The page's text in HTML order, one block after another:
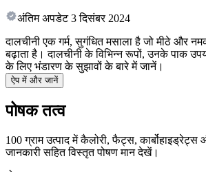
अंतिम अपडेट 3 दिसंबर 2024
दालचीनी एक गर्म, सुगंधित मसाला है जो मीठे और
बढ़ाता है। दालचीनी के विभिन्न रूपों, उनके पाक
के लिए भंडारण के सुझावों के बारे में जानें।
ऐप में और जानें
पोषक तत्व
100 ग्राम उत्पाद में कैलोरी, फैट्स, कार्बोहाइड्रेट्स
जानकारी सहित विस्तृत पोषण मान देखें।